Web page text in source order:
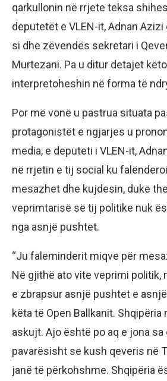
qarkullonin në rrjete teksa
deputetët e VLEN-it, Adnan Azizi
si dhe zëvendës sekretari i
Murtezani. Pa u ditur detajet
interpretoheshin në forma të
Por më vonë u pastrua situata
protagonistët e ngjarjes u
media, e deputeti i VLEN-it,
në rrjetin e tij social ku
mesazhet dhe kujdesin, duke
veprimtarisë së tij politike nuk
nga asnjë pushtet.
“Ju faleminderit miqve për
Në gjithë ato vite veprimi politik,
e zbrapsur asnjë pushtet e
këta të Open Ballkanit. Shqipëria
askujt. Ajo është po aq e jona
pavarësisht se kush qeveris në
janë të përkohshme. Shqipëria